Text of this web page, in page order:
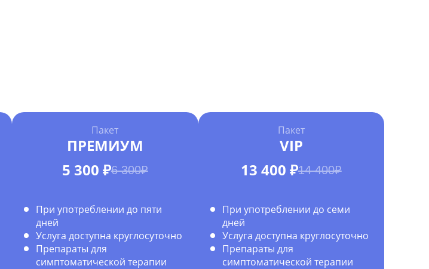
Пакет
ПРЕМИУМ
5 300 ₽6 300₽
При употреблении до пяти
дней
Услуга доступна круглосуточно
Препараты для
симптоматической терапии
Пакет
VIP
13 400 ₽14 400₽
При употреблении до семи
дней
Услуга доступна круглосуточно
Препараты для
симптоматической терапии